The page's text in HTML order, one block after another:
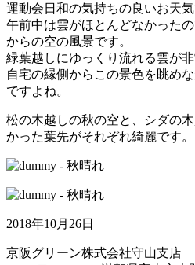
運動会日和の気持ちの良いお天気
午前中は雲がほとんどなかった
からの空の風景です。
緑葉越しにゆっくり流れる雲が
自宅の縁側からこの景色を眺め
ですよね。
松の木越しの秋の空と、シダの
かった葉先がそれぞれ綺麗です。
2018年10月26日
京阪グリーン株式会社守山支店